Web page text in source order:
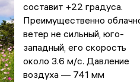
составит +22 градуса.
Преимущественно
ветер не сильный, юго-
западный, его скорость
около 3.6 м/с. Давление
воздуха — 741 мм